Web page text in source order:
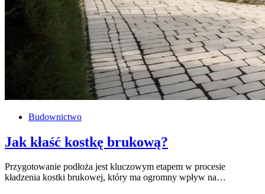
Budownictwo
Jak kłaść kostkę brukową?
Przygotowanie podłoża jest kluczowym etapem w procesie
kładzenia kostki brukowej, który ma ogromny wpływ na…